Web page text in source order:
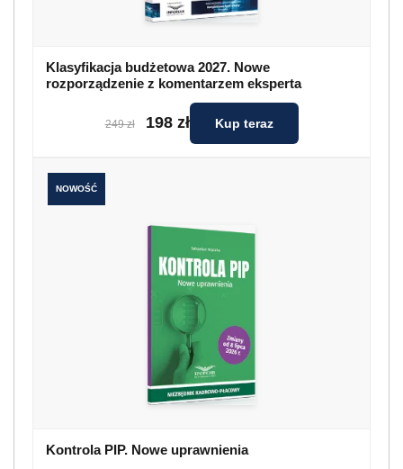
Klasyfikacja budżetowa 2027. Nowe
rozporządzenie z komentarzem eksperta
249 zł 198 zł Kup teraz
NOWOŚĆ
Kontrola PIP. Nowe uprawnienia